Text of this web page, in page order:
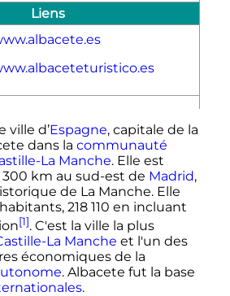
Liens
ville d’Espagne, capitale de la
dans la communauté
La Manche. Elle est
300 km au sud-est de Madrid,
de La Manche. Elle
habitants, 218 110 en incluant
[1]. C'est la ville la plus
La Manche et l'un des
économiques de la
. Albacete fut la base
.